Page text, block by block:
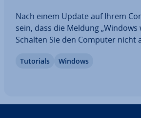
Nach einem Update auf Ihrem
sein, dass die Meldung
Schalten Sie den Computer nicht
wieder viel Zeit in Anspruch
Tutorials Windows